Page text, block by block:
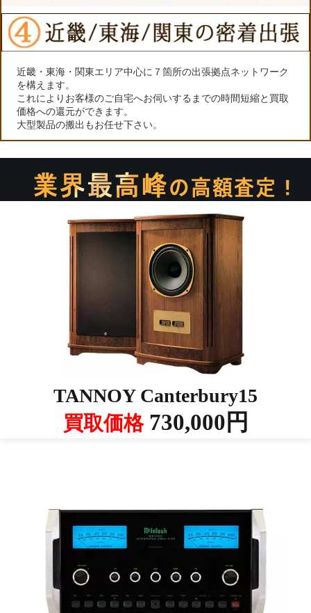
近畿・東海・関東エリア中心に７箇所の出張拠点ネットワーク
を構えます。
これによりお客様のご自宅へお伺いするまでの時間短縮と買取
価格への還元ができます。
大型製品の搬出もお任せ下さい。
TANNOY Canterbury15
買取価格730,000円